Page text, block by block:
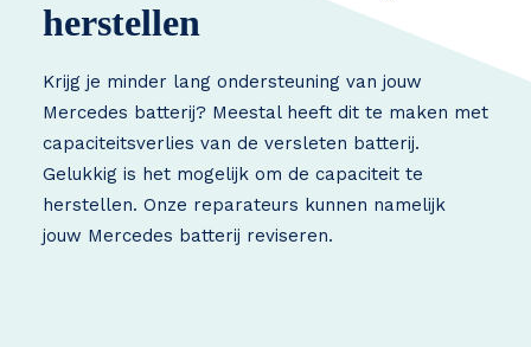
herstellen
Krijg je minder lang ondersteuning van jouw
Mercedes batterij? Meestal heeft dit te maken met
capaciteitsverlies van de versleten batterij.
Gelukkig is het mogelijk om de capaciteit te
herstellen. Onze reparateurs kunnen namelijk
jouw Mercedes batterij reviseren.